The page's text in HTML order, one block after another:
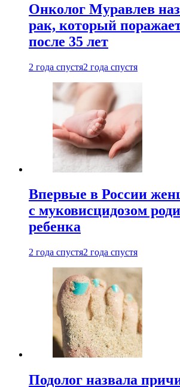
Онколог Муравлев
рак, который
после 35 лет
2 года спустя2 года спустя
Впервые в России
с муковисцидозом
ребенка
2 года спустя2 года спустя
Подолог назвала